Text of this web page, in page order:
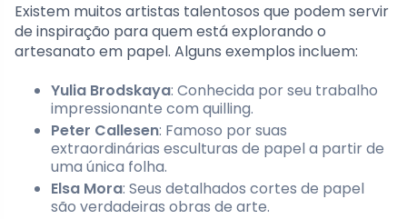
Existem muitos artistas talentosos que podem servir
de inspiração para quem está explorando o
artesanato em papel. Alguns exemplos incluem:
Yulia Brodskaya: Conhecida por seu trabalho
impressionante com quilling.
Peter Callesen: Famoso por suas
extraordinárias esculturas de papel a partir de
uma única folha.
Elsa Mora: Seus detalhados cortes de papel
são verdadeiras obras de arte.